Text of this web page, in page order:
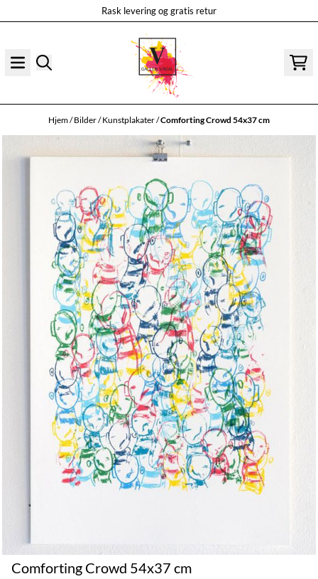
Rask levering og gratis retur
Hjem/Bilder/Kunstplakater/Comforting Crowd 54x37 cm
Comforting Crowd 54x37 cm